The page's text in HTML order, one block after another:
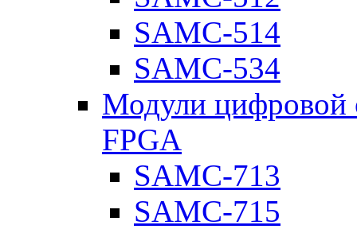
SAMC-514
SAMC-534
Модули цифровой
FPGA
SAMC-713
SAMC-715